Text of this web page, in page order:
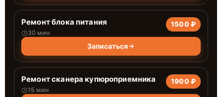
Ремонт блока питания
30 мин
1500 ₽
Записаться
Ремонт сканера купюроприемника
15 мин
1900 ₽